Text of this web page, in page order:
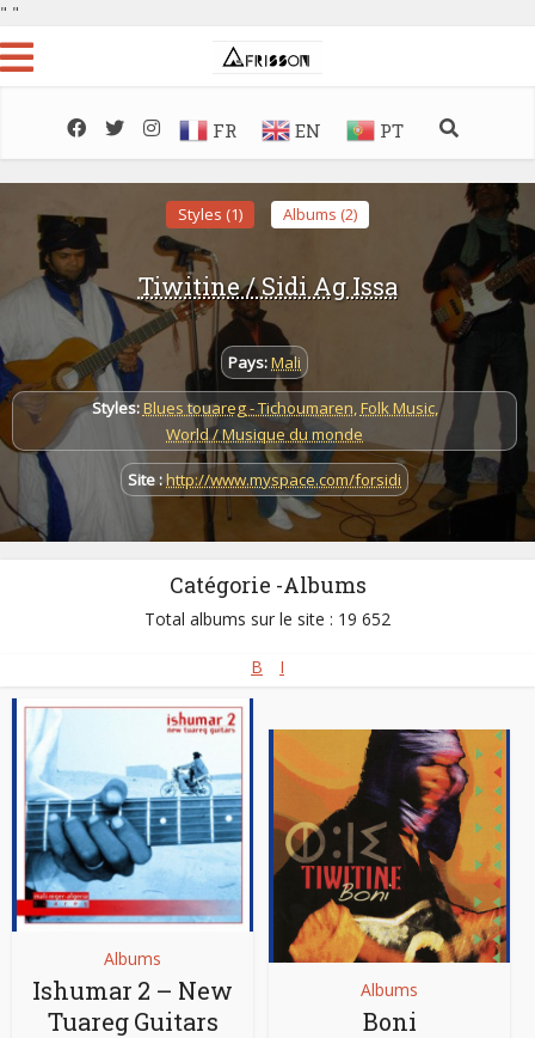
" "
FR EN PT
Styles (1) Albums (2)
Tiwitine / Sidi Ag Issa
Pays:Mali
Styles:Blues touareg - Tichoumaren,Folk Music,
World / Musique du monde
Site :http://www.myspace.com/forsidi
Catégorie -Albums
Total albums sur le site : 19 652
B I
Albums
Ishumar 2 – New
Tuareg Guitars
Albums
Boni